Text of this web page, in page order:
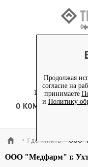
Продолжая
согласие на
принимаете
и Политику
+7
117186, г.
О КОМПАНИИ
> Где купить > ООО
ООО "Медфарм" г.